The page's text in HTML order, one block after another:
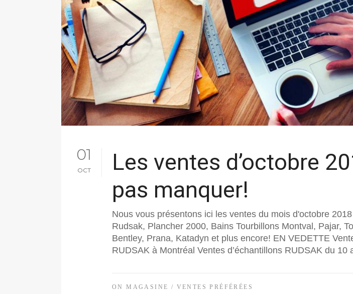
01
OCT
Les ventes d’octobre
pas manquer!
Nous vous présentons ici les ventes du mois d'octobre
Rudsak, Plancher 2000, Bains Tourbillons Montval, Pajar,
Bentley, Prana, Katadyn et plus encore! EN VEDETTE
RUDSAK à Montréal Ventes d’échantillons RUDSAK du 10
ON MAGASINE / VENTES PRÉFÉRÉES